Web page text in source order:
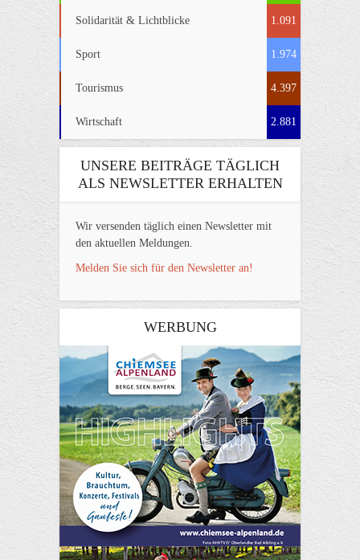
Solidarität & Lichtblicke 1.091
Sport 1.974
Tourismus 4.397
Wirtschaft 2.881
UNSERE BEITRÄGE TÄGLICH
ALS NEWSLETTER ERHALTEN
Wir versenden täglich einen Newsletter mit
den aktuellen Meldungen.
Melden Sie sich für den Newsletter an!
WERBUNG